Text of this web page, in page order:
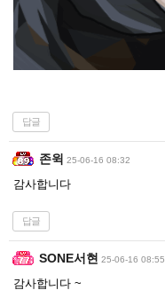
답글
존윅 25-06-16 08:32
감사합니다
답글
SONE서현 25-06-16 08:55
감사합니다 ~